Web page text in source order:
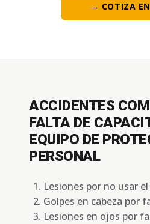
→ COTIZA
ACCIDENTES
FALTA DE
EQUIPO DE
PERSONAL
Lesiones por no usar
Golpes en cabeza por
Lesiones en ojos por